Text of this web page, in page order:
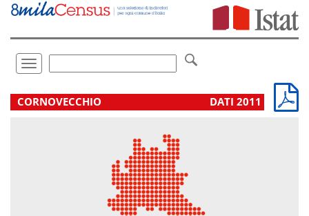
Vai
direttamente
Toggle
navigation
.
CORNOVECCHIO DATI 2011